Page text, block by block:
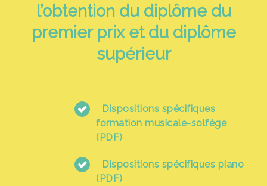
l’obtention du diplôme du
premier prix et du diplôme
supérieur
Dispositions spécifiques
formation musicale-solfège
(PDF)
Dispositions spécifiques piano
(PDF)